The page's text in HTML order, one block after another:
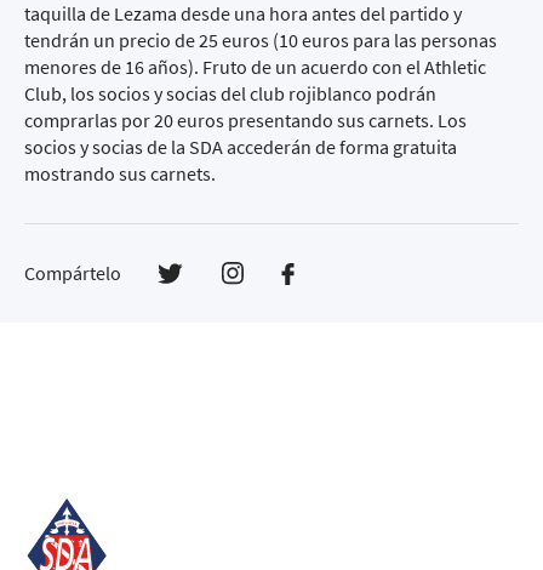
taquilla de Lezama desde una hora antes del partido y
tendrán un precio de 25 euros (10 euros para las personas
menores de 16 años). Fruto de un acuerdo con el Athletic
Club, los socios y socias del club rojiblanco podrán
comprarlas por 20 euros presentando sus carnets. Los
socios y socias de la SDA accederán de forma gratuita
mostrando sus carnets.
Compártelo